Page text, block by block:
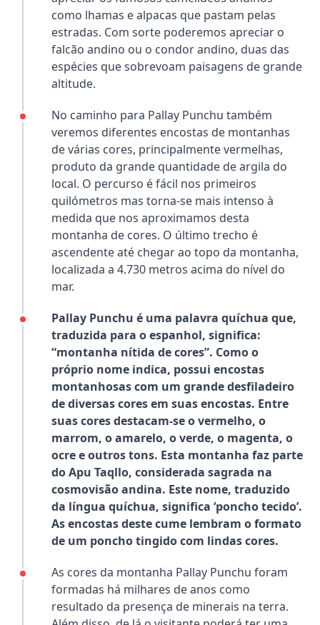
como lhamas e alpacas que pastam pelas
estradas. Com sorte poderemos apreciar o
falcão andino ou o condor andino, duas das
espécies que sobrevoam paisagens de grande
altitude.
No caminho para Pallay Punchu também
veremos diferentes encostas de montanhas
de várias cores, principalmente vermelhas,
produto da grande quantidade de argila do
local. O percurso é fácil nos primeiros
quilómetros mas torna-se mais intenso à
medida que nos aproximamos desta
montanha de cores. O último trecho é
ascendente até chegar ao topo da montanha,
localizada a 4.730 metros acima do nível do
mar.
Pallay Punchu é uma palavra quíchua que,
traduzida para o espanhol, significa:
“montanha nítida de cores”. Como o
próprio nome indica, possui encostas
montanhosas com um grande desfiladeiro
de diversas cores em suas encostas. Entre
suas cores destacam-se o vermelho, o
marrom, o amarelo, o verde, o magenta, o
ocre e outros tons. Esta montanha faz parte
do Apu Taqllo, considerada sagrada na
cosmovisão andina. Este nome, traduzido
da língua quíchua, significa ‘poncho tecido’.
As encostas deste cume lembram o formato
de um poncho tingido com lindas cores.
As cores da montanha Pallay Punchu foram
formadas há milhares de anos como
resultado da presença de minerais na terra.